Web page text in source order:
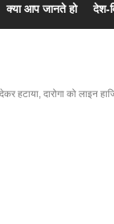
क्या आप जानते हो देश-
हटाया, दारोगा को लाइन